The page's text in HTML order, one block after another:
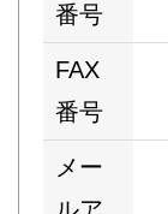
番号
FAX
番号
メー